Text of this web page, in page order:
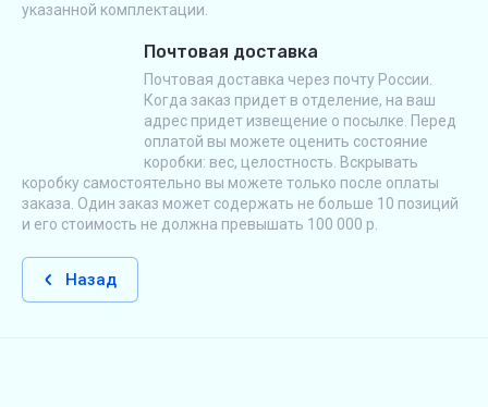
указанной комплектации.
Почтовая доставка
Почтовая доставка через почту России.
Когда заказ придет в отделение, на ваш
адрес придет извещение о посылке. Перед
оплатой вы можете оценить состояние
коробки: вес, целостность. Вскрывать
коробку самостоятельно вы можете только после оплаты
заказа. Один заказ может содержать не больше 10 позиций
и его стоимость не должна превышать 100 000 р.
Назад